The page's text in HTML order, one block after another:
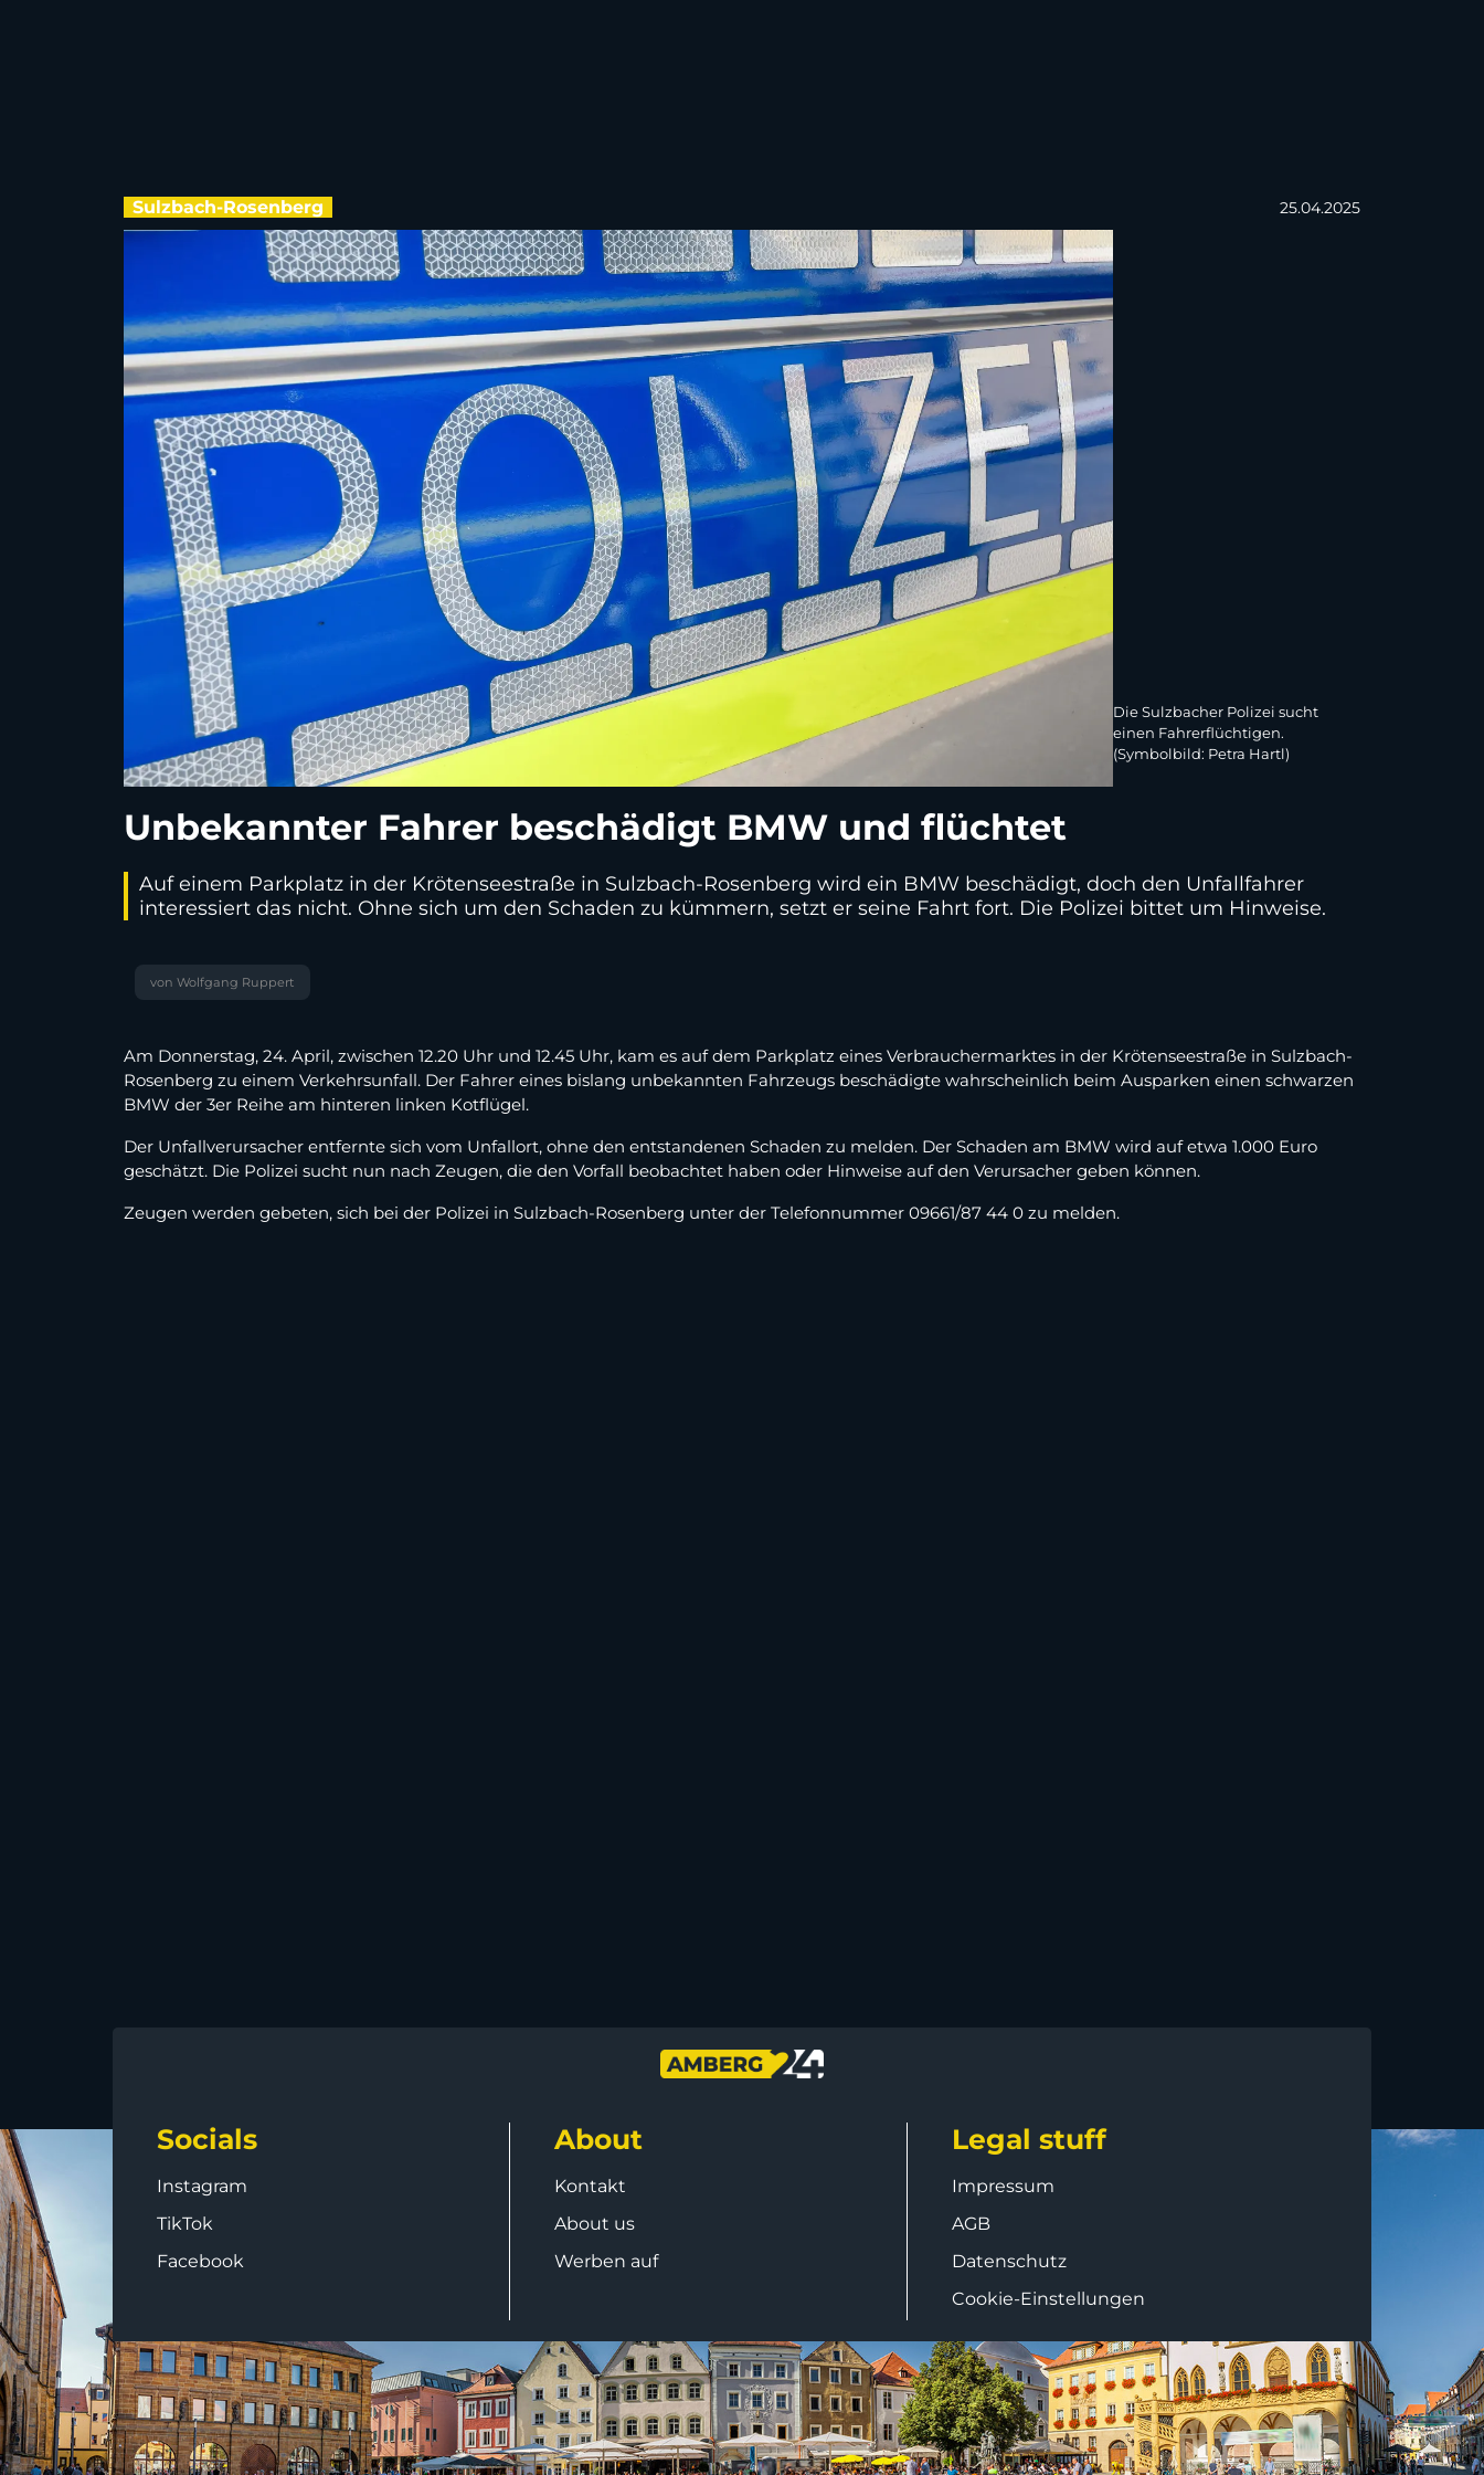
Sulzbach-Rosenberg 25.04.2025
Die Sulzbacher Polizei sucht
einen Fahrerflüchtigen.
(Symbolbild: Petra Hartl)
Unbekannter Fahrer beschädigt BMW und flüchtet
Auf einem Parkplatz in der Krötenseestraße in Sulzbach-Rosenberg wird ein BMW beschädigt, doch den Unfallfahrer
interessiert das nicht. Ohne sich um den Schaden zu kümmern, setzt er seine Fahrt fort. Die Polizei bittet um Hinweise.
von Wolfgang Ruppert
Am Donnerstag, 24. April, zwischen 12.20 Uhr und 12.45 Uhr, kam es auf dem Parkplatz eines Verbrauchermarktes in der Krötenseestraße in Sulzbach-
Rosenberg zu einem Verkehrsunfall. Der Fahrer eines bislang unbekannten Fahrzeugs beschädigte wahrscheinlich beim Ausparken einen schwarzen
BMW der 3er Reihe am hinteren linken Kotflügel.
Der Unfallverursacher entfernte sich vom Unfallort, ohne den entstandenen Schaden zu melden. Der Schaden am BMW wird auf etwa 1.000 Euro
geschätzt. Die Polizei sucht nun nach Zeugen, die den Vorfall beobachtet haben oder Hinweise auf den Verursacher geben können.
Zeugen werden gebeten, sich bei der Polizei in Sulzbach-Rosenberg unter der Telefonnummer 09661/87 44 0 zu melden.
Socials
Instagram
TikTok
Facebook
About
Kontakt
About us
Werben auf
Legal stuff
Impressum
AGB
Datenschutz
Cookie-Einstellungen